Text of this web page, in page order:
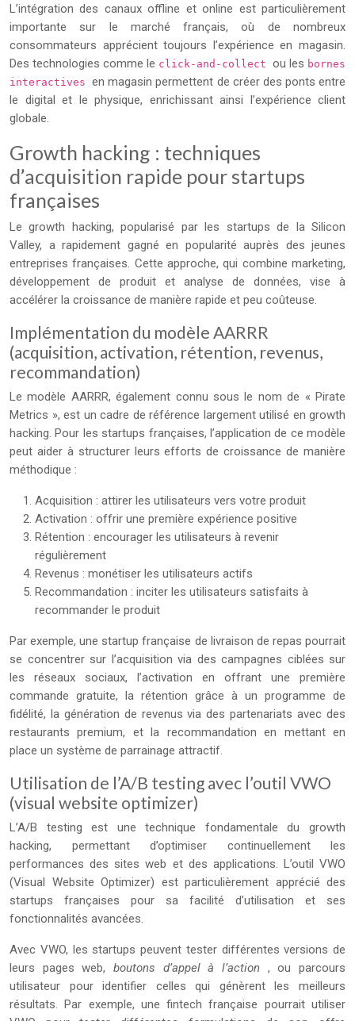
L’intégration des canaux offline et online est particulièrement
importante sur le marché français, où de nombreux
consommateurs apprécient toujours l’expérience en magasin.
Des technologies comme le click-and-collect ou les bornes
interactivesen magasin permettent de créer des ponts entre
le digital et le physique, enrichissant ainsi l’expérience client
globale.
Growth hacking : techniques
d’acquisition rapide pour startups
françaises
Le growth hacking, popularisé par les startups de la Silicon
Valley, a rapidement gagné en popularité auprès des jeunes
entreprises françaises. Cette approche, qui combine marketing,
développement de produit et analyse de données, vise à
accélérer la croissance de manière rapide et peu coûteuse.
Implémentation du modèle AARRR
(acquisition, activation, rétention, revenus,
recommandation)
Le modèle AARRR, également connu sous le nom de « Pirate
Metrics », est un cadre de référence largement utilisé en growth
hacking. Pour les startups françaises, l’application de ce modèle
peut aider à structurer leurs efforts de croissance de manière
méthodique :
Acquisition : attirer les utilisateurs vers votre produit
Activation : offrir une première expérience positive
Rétention : encourager les utilisateurs à revenir
régulièrement
Revenus : monétiser les utilisateurs actifs
Recommandation : inciter les utilisateurs satisfaits à
recommander le produit
Par exemple, une startup française de livraison de repas pourrait
se concentrer sur l’acquisition via des campagnes ciblées sur
les réseaux sociaux, l’activation en offrant une première
commande gratuite, la rétention grâce à un programme de
fidélité, la génération de revenus via des partenariats avec des
restaurants premium, et la recommandation en mettant en
place un système de parrainage attractif.
Utilisation de l’A/B testing avec l’outil VWO
(visual website optimizer)
L’A/B testing est une technique fondamentale du growth
hacking, permettant d’optimiser continuellement les
performances des sites web et des applications. L’outil VWO
(Visual Website Optimizer) est particulièrement apprécié des
startups françaises pour sa facilité d’utilisation et ses
fonctionnalités avancées.
Avec VWO, les startups peuvent tester différentes versions de
leurs pages web, boutons d’appel à l’action , ou parcours
utilisateur pour identifier celles qui génèrent les meilleurs
résultats. Par exemple, une fintech française pourrait utiliser